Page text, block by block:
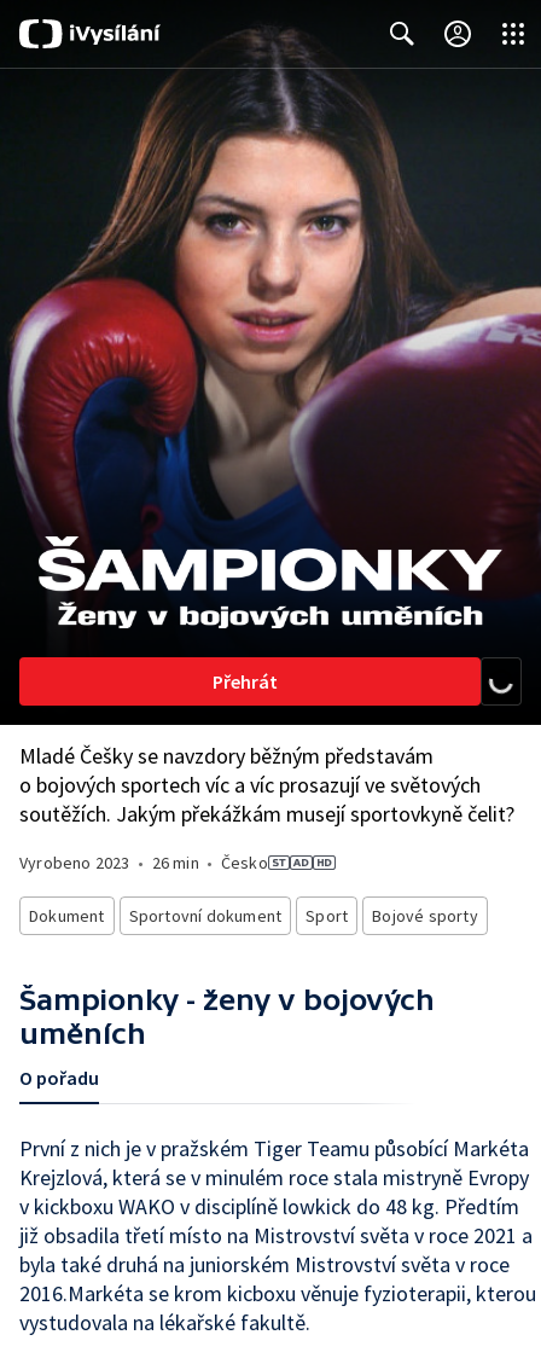
Přehrát
Mladé Češky se navzdory běžným představám
o bojových sportech víc a víc prosazují ve světových
soutěžích. Jakým překážkám musejí sportovkyně čelit?
Vyrobeno 2023 • 26 min • Česko
Dokument Sportovní dokument Sport Bojové sporty
Šampionky - ženy v bojových
uměních
O pořadu
První z nich je v pražském Tiger Teamu působící Markéta
Krejzlová, která se v minulém roce stala mistryně Evropy
v kickboxu WAKO v disciplíně lowkick do 48 kg. Předtím
již obsadila třetí místo na Mistrovství světa v roce 2021 a
byla také druhá na juniorském Mistrovství světa v roce
2016.Markéta se krom kicboxu věnuje fyzioterapii, kterou
vystudovala na lékařské fakultě.